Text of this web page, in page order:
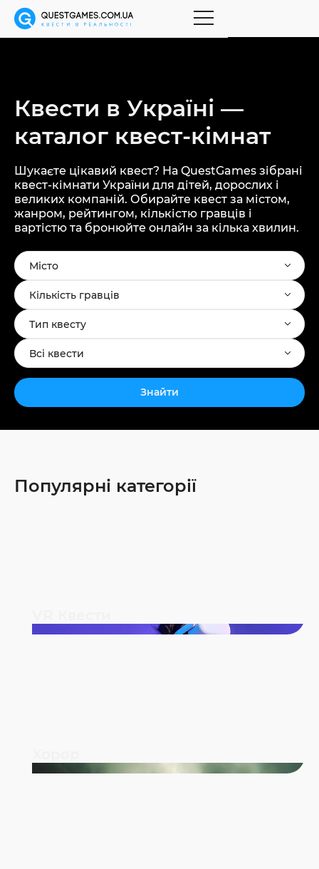
Квести в Україні —
каталог квест-кімнат
Шукаєте цікавий квест? На QuestGames зібрані
квест-кімнати України для дітей, дорослих і
великих компаній. Обирайте квест за містом,
жанром, рейтингом, кількістю гравців і
вартістю та бронюйте онлайн за кілька хвилин.
Місто
Кількість гравців
Тип квесту
Всі квести
Знайти
Популярні категорії